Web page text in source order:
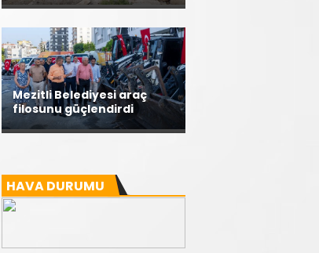
Mezitli Belediyesi araç
filosunu güçlendirdi
HAVA DURUMU